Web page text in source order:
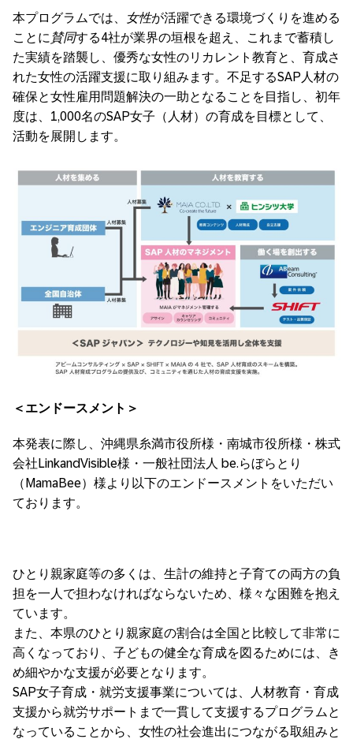
本プログラムでは、 女性が活躍できる環境づくりを進める
ことに 賛同する4社が業界の垣根を超え、これまで蓄積し
た実績を踏襲し、優秀な女性のリカレント教育と、育成さ
れた女性の活躍支援に取り組みます。不足するSAP人材の
確保と女性雇用問題解決の一助となることを目指し、初年
度は、1,000名のSAP女子（人材）の育成を目標として、
活動を展開します。
＜エンドースメント＞
本発表に際し、沖縄県糸満市役所様・南城市役所様・株式
会社LinkandVisible様・一般社団法人 be.らぼらとり
（MamaBee）様より以下のエンドースメントをいただい
ております。
ひとり親家庭等の多くは、生計の維持と子育ての両方の負
担を一人で担わなければならないため、様々な困難を抱え
ています。
また、本県のひとり親家庭の割合は全国と比較して非常に
高くなっており、子どもの健全な育成を図るためには、き
め細やかな支援が必要となります。
SAP女子育成・就労支援事業については、人材教育・育成
支援から就労サポートまで一貫して支援するプログラムと
なっていることから、女性の社会進出につながる取組みと